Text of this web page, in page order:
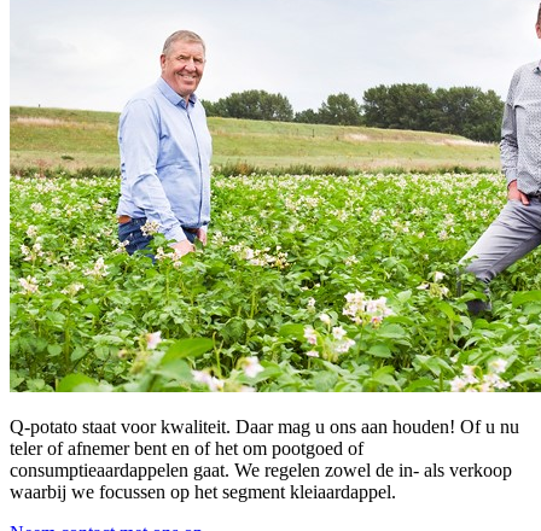
Q-potato staat voor kwaliteit. Daar mag u ons aan houden! Of u nu
teler of afnemer bent en of het om pootgoed of
consumptieaardappelen gaat. We regelen zowel de in- als verkoop
waarbij we focussen op het segment kleiaardappel.